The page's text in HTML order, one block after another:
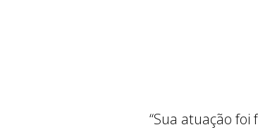
“Sua atuação